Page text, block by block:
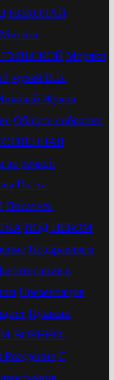
НИКОЛАЙ
Митинг
Моряки
музей В.В.
Жуков
Общего собрания
за речкой
Пасха
Писатель
ПОД НЕБОМ
Поздравляем
в
Презентация
Пушкин
ВОЕННО-
С